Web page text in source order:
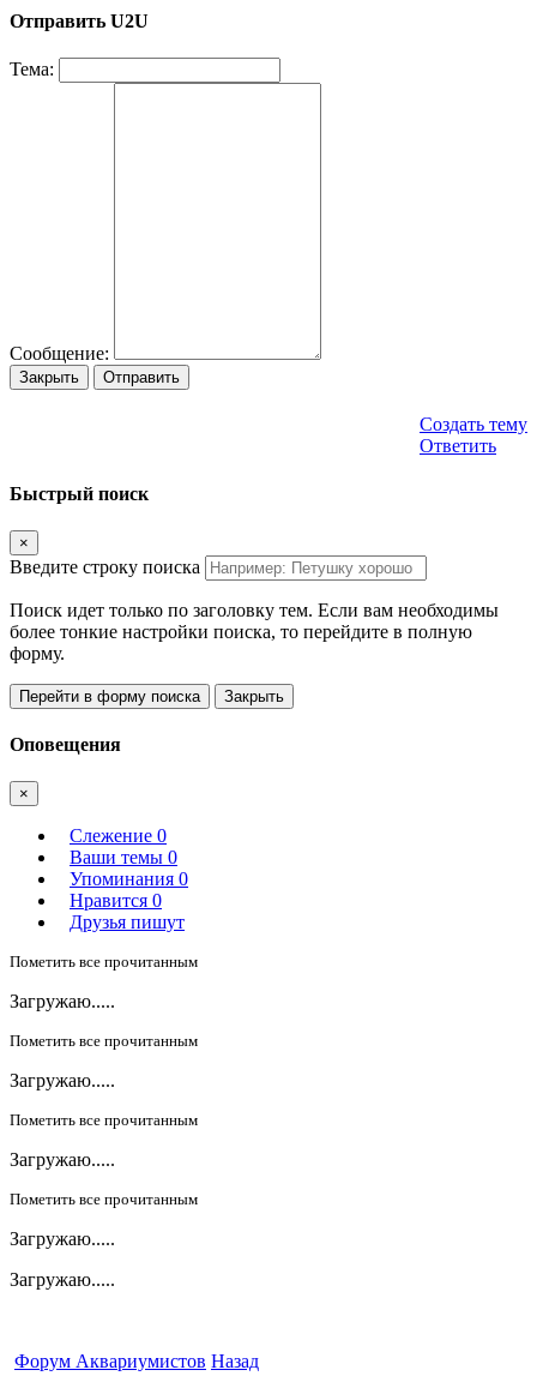
Отправить U2U
Тема:
Сообщение:
Закрыть Отправить
Создать тему
Ответить
Быстрый поиск
×
Введите строку поиска
Поиск идет только по заголовку тем. Если вам необходимы
более тонкие настройки поиска, то перейдите в полную
форму.
Перейти в форму поиска Закрыть
Оповещения
×
Слежение 0
Ваши темы 0
Упоминания 0
Нравится 0
Друзья пишут
Пометить все прочитанным
Загружаю.....
Пометить все прочитанным
Загружаю.....
Пометить все прочитанным
Загружаю.....
Пометить все прочитанным
Загружаю.....
Загружаю.....
Форум Аквариумистов Назад